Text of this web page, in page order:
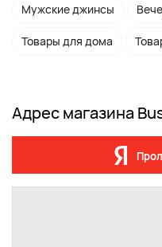
Мужские джинсы
Товары для дома
Адрес магазина